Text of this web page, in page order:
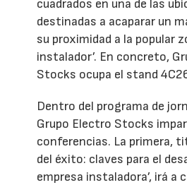
cuadrados en una de las
destinadas a acaparar un
su proximidad a la popular
instalador’. En concreto,
Stocks ocupa el stand
Dentro del programa de
Grupo Electro Stocks
conferencias. La primera,
del éxito: claves para el
empresa instaladora’, irá a